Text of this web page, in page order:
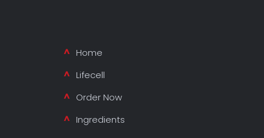
Home
Lifecell
Order Now
Ingredients